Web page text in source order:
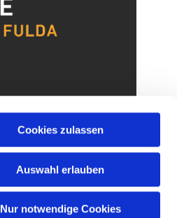
Cookies zulassen
Auswahl erlauben
Nur notwendige Cookies